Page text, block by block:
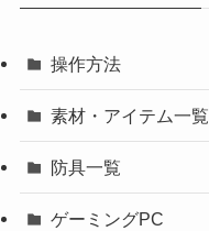
操作方法
素材・アイテム一覧
防具一覧
ゲーミングPC